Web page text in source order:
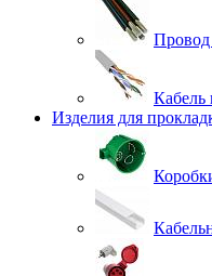
Кабель
Изделия для